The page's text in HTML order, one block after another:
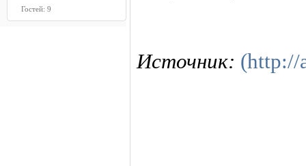
Гостей: 9
Источник: (http://